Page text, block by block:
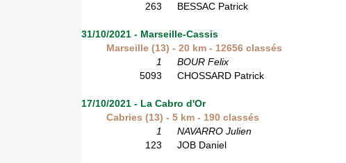
263
BESSAC Patrick
31/10/2021 - Marseille-Cassis
Marseille (13) - 20 km - 12656 classés
1
BOUR Felix
5093
CHOSSARD Patrick
17/10/2021 - La Cabro d'Or
Cabries (13) - 5 km - 190 classés
1
NAVARRO Julien
123
JOB Daniel